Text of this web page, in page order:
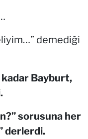
demediği
kadar Bayburt,
sorusuna her
derlerdi.